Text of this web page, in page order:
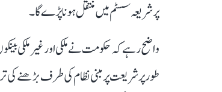
پر شریعہ سسٹم میں منتقل ہونا پڑے گا۔
واضح رہے کہ حکومت نے ملکی اور غیر ملکی
طور پر شریعت پر مبنی نظام کی طرف بڑھنے کی